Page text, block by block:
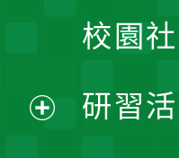
校園
研習